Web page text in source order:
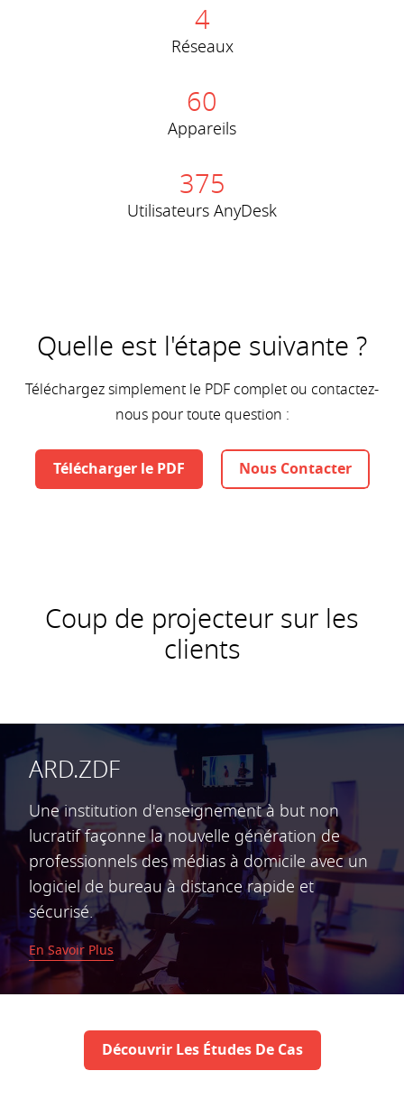
4
Réseaux
60
Appareils
375
Utilisateurs AnyDesk
Quelle est l'étape suivante ?
Téléchargez simplement le PDF complet ou contactez-
nous pour toute question :
Télécharger le PDF Nous Contacter
Coup de projecteur sur les
clients
ARD.ZDF
Une institution d'enseignement à but non
lucratif façonne la nouvelle génération de
professionnels des médias à domicile avec un
logiciel de bureau à distance rapide et
sécurisé.
En Savoir Plus
Découvrir Les Études De Cas